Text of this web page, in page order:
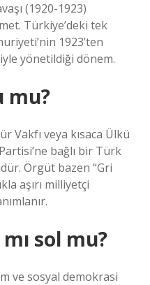
(1920-1923)
Türkiye’deki tek
1923’ten
yönetildiği dönem.
mu?
Vakfı veya kısaca Ülkü
bağlı bir Türk
Örgüt bazen “Gri
aşırı milliyetçi
sol mu?
ve sosyal demokrasi